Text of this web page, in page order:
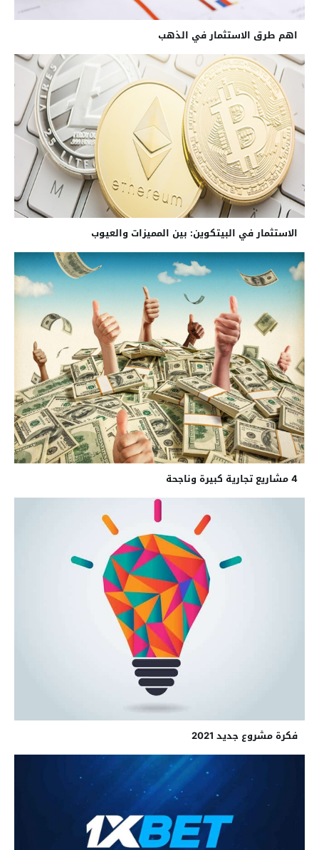
اهم طرق الاستثمار في الذهب
الاستثمار في البيتكوين: بين المميزات والعيوب
4 مشاريع تجارية كبيرة وناجحة
فكرة مشروع جديد 2021